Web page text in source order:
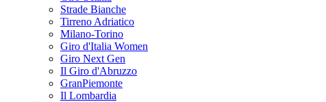
Strade Bianche
Tirreno Adriatico
Milano-Torino
Giro d'Italia Women
Giro Next Gen
Il Giro d'Abruzzo
GranPiemonte
Il Lombardia